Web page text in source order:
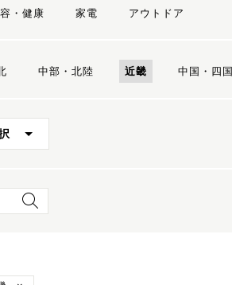
・健康 家電 アウトドア
中部・北陸 近畿 中国・四国